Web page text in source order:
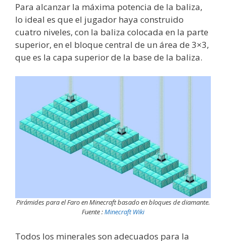
Para alcanzar la máxima potencia de la baliza,
lo ideal es que el jugador haya construido
cuatro niveles, con la baliza colocada en la parte
superior, en el bloque central de un área de 3×3,
que es la capa superior de la base de la baliza.
Pirámides para el Faro en Minecraft basado en bloques de diamante.
Fuente :Minecraft Wiki
Todos los minerales son adecuados para la